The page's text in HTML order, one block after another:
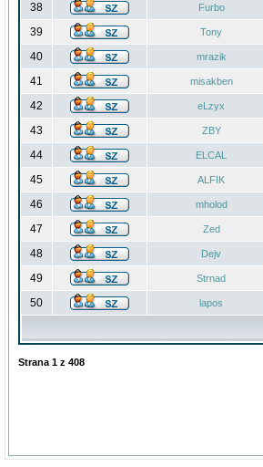
38 Furbo
39 Tony
40 mrazik
41 misakben
42 eLzyx
43 ZBY
44 ELCAL
45 ALFIK
46 mholod
47 Zed
48 Dejv
49 Strnad
50 lapos
Strana 1 z 408